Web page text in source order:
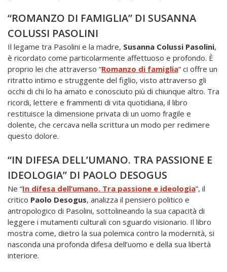
“ROMANZO DI FAMIGLIA” DI SUSANNA
COLUSSI PASOLINI
Il legame tra Pasolini e la madre, Susanna Colussi Pasolini,
è ricordato come particolarmente affettuoso e profondo. È
proprio lei che attraverso “Romanzo di famiglia” ci offre un
ritratto intimo e struggente del figlio, visto attraverso gli
occhi di chi lo ha amato e conosciuto più di chiunque altro. Tra
ricordi, lettere e frammenti di vita quotidiana, il libro
restituisce la dimensione privata di un uomo fragile e
dolente, che cercava nella scrittura un modo per redimere
questo dolore.
“IN DIFESA DELL’UMANO. TRA PASSIONE E
IDEOLOGIA” DI PAOLO DESOGUS
Ne “In difesa dell’umano. Tra passione e ideologia”, il
critico Paolo Desogus, analizza il pensiero politico e
antropologico di Pasolini, sottolineando la sua capacità di
leggere i mutamenti culturali con sguardo visionario. Il libro
mostra come, dietro la sua polemica contro la modernità, si
nasconda una profonda difesa dell’uomo e della sua libertà
interiore.